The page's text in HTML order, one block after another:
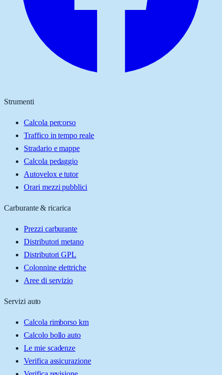
Strumenti
Calcola percorso
Traffico in tempo reale
Stradario e mappe
Calcola pedaggio
Autovelox e tutor
Orari mezzi pubblici
Carburante & ricarica
Prezzi carburante
Distributori metano
Distributori GPL
Colonnine elettriche
Aree di servizio
Servizi auto
Calcola rimborso km
Calcolo bollo auto
Le mie scadenze
Verifica assicurazione